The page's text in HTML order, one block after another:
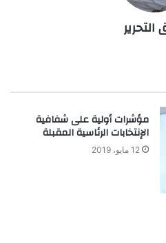
التحرير
مؤشرات أولية على شفافية
الإنتخابات الرئاسية المقبلة
12 مايو، 2019